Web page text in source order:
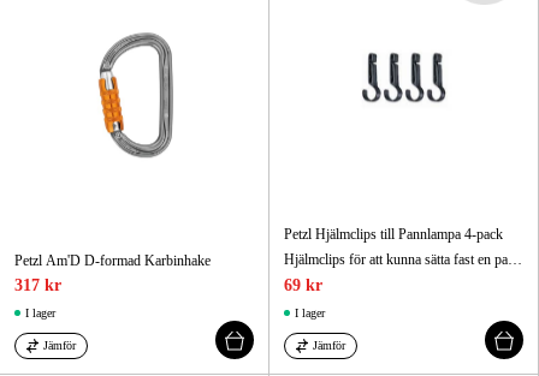
Petzl Am'D D-formad Karbinhake
317 kr
I lager
Jämför
Petzl Hjälmclips till Pannlampa 4-pack
Hjälmclips för att kunna sätta fast en pannlampa på en hjälm
69 kr
I lager
Jämför